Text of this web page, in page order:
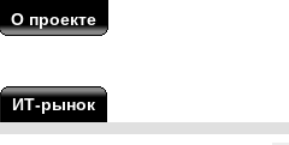
О проекте
ИТ-рынок